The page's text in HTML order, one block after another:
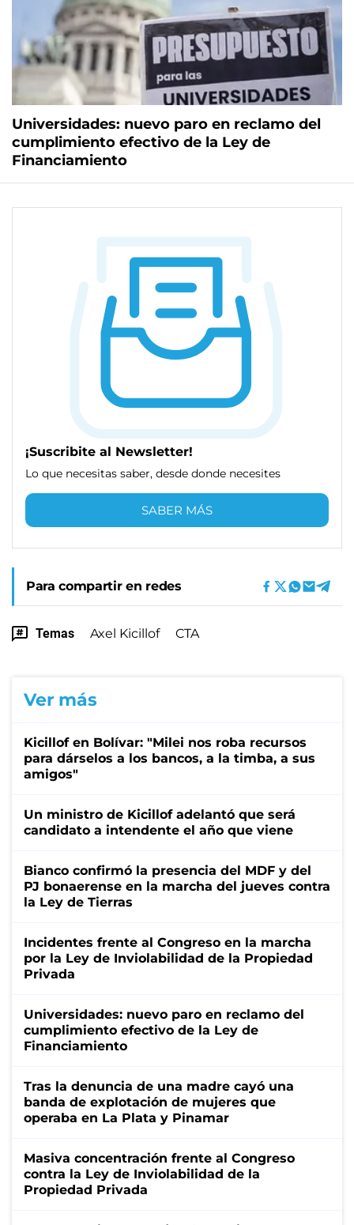
Universidades: nuevo paro en reclamo del
cumplimiento efectivo de la Ley de
Financiamiento
¡Suscribite al Newsletter!
Lo que necesitas saber, desde donde necesites
SABER MÁS
Para compartir en redes
Temas Axel Kicillof CTA
Ver más
Kicillof en Bolívar: "Milei nos roba recursos
para dárselos a los bancos, a la timba, a sus
amigos"
Un ministro de Kicillof adelantó que será
candidato a intendente el año que viene
Bianco confirmó la presencia del MDF y del
PJ bonaerense en la marcha del jueves contra
la Ley de Tierras
Incidentes frente al Congreso en la marcha
por la Ley de Inviolabilidad de la Propiedad
Privada
Universidades: nuevo paro en reclamo del
cumplimiento efectivo de la Ley de
Financiamiento
Tras la denuncia de una madre cayó una
banda de explotación de mujeres que
operaba en La Plata y Pinamar
Masiva concentración frente al Congreso
contra la Ley de Inviolabilidad de la
Propiedad Privada